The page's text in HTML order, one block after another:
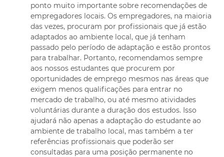
ponto muito importante sobre recomendações de
empregadores locais. Os empregadores, na maioria
das vezes, procuram por profissionais que já estão
adaptados ao ambiente local, que já tenham
passado pelo período de adaptação e estão prontos
para trabalhar. Portanto, recomendamos sempre
aos nossos estudantes que procurem por
oportunidades de emprego mesmos nas áreas que
exigem menos qualificações para entrar no
mercado de trabalho, ou até mesmo atividades
voluntárias durante a duração dos estudos. Isso
ajudará não apenas a adaptação do estudante ao
ambiente de trabalho local, mas também a ter
referências profissionais que poderão ser
consultadas para uma posição permanente no